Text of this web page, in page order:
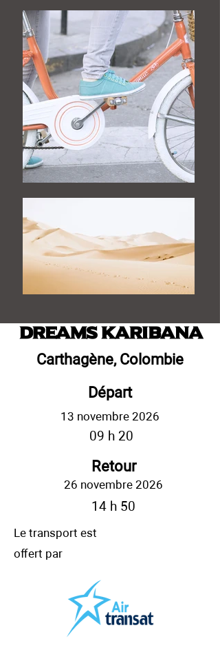
Dreams Karibana
Carthagène, Colombie
Départ
13 novembre 2026
09 h 20
Retour
26 novembre 2026
14 h 50
Le transport est
offert par